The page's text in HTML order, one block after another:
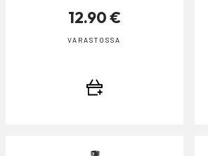
12.90 €
VARASTOSSA